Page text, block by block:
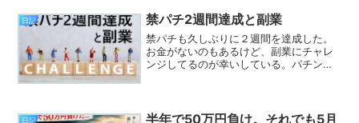
日記 禁パチ2週間達成と副業
禁パチも久しぶりに２週間を達成した。
お金がないのもあるけど、副業にチャレ
ンジしてるのが幸いしている。パチンコ
んなことを繰り返していると...
日記 半年で50万円負け。それでも5月